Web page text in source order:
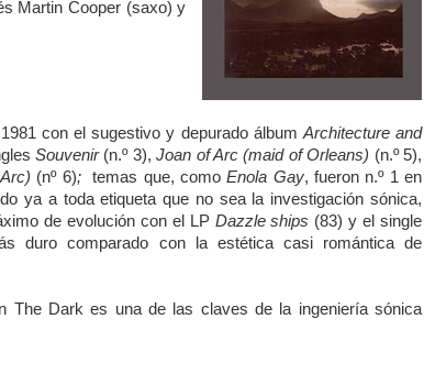
Martin Cooper (saxo) y
con el sugestivo y depurado álbum Architecture and
Souvenir (n.º 3),Joan of Arc (maid of Orleans) (n.º 5),
(nº 6); temas que, comoEnola Gay, fueron n.º 1 en
ya a toda etiqueta que no sea la investigación sónica,
de evolución con el LPDazzle ships (83) y el single
duro comparado con la estética casi romántica de
The Dark es una de las claves de la ingeniería sónica